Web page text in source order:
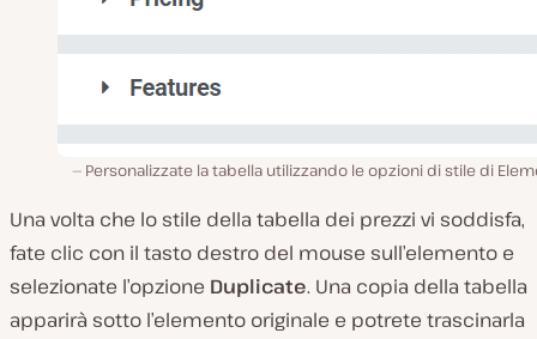
Personalizzate la tabella utilizzando le opzioni di stile di
Una volta che lo stile della tabella dei prezzi vi soddisfa,
fate clic con il tasto destro del mouse sull’elemento e
selezionate l’opzione Duplicate. Una copia della tabella
apparirà sotto l’elemento originale e potrete trascinarla